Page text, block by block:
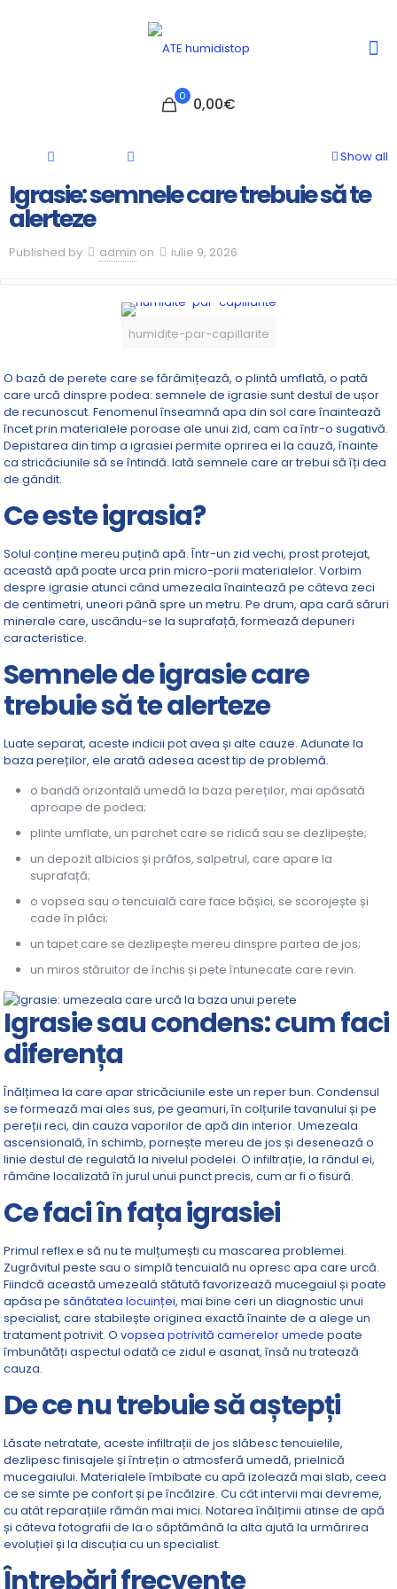
0 0,00€
Show all
Igrasie: semnele care trebuie să te
alerteze
Published by admin on iulie 9, 2026
humidite-par-capillarite
O bază de perete care se fărâmițează, o plintă umflată, o pată
care urcă dinspre podea: semnele de igrasie sunt destul de ușor
de recunoscut. Fenomenul înseamnă apa din sol care înaintează
încet prin materialele poroase ale unui zid, cam ca într-o sugativă.
Depistarea din timp a igrasiei permite oprirea ei la cauză, înainte
ca stricăciunile să se întindă. Iată semnele care ar trebui să îți dea
de gândit.
Ce este igrasia?
Solul conține mereu puțină apă. Într-un zid vechi, prost protejat,
această apă poate urca prin micro-porii materialelor. Vorbim
despre igrasie atunci când umezeala înaintează pe câteva zeci
de centimetri, uneori până spre un metru. Pe drum, apa cară săruri
minerale care, uscându-se la suprafață, formează depuneri
caracteristice.
Semnele de igrasie care
trebuie să te alerteze
Luate separat, aceste indicii pot avea și alte cauze. Adunate la
baza pereților, ele arată adesea acest tip de problemă.
o bandă orizontală umedă la baza pereților, mai apăsată
aproape de podea;
plinte umflate, un parchet care se ridică sau se dezlipește;
un depozit albicios și prăfos, salpetrul, care apare la
suprafață;
o vopsea sau o tencuială care face bășici, se scorojește și
cade în plăci;
un tapet care se dezlipește mereu dinspre partea de jos;
un miros stăruitor de închis și pete întunecate care revin.
Igrasie sau condens: cum faci
diferența
Înălțimea la care apar stricăciunile este un reper bun. Condensul
se formează mai ales sus, pe geamuri, în colțurile tavanului și pe
pereții reci, din cauza vaporilor de apă din interior. Umezeala
ascensională, în schimb, pornește mereu de jos și desenează o
linie destul de regulată la nivelul podelei. O infiltrație, la rândul ei,
rămâne localizată în jurul unui punct precis, cum ar fi o fisură.
Ce faci în fața igrasiei
Primul reflex e să nu te mulțumești cu mascarea problemei.
Zugrăvitul peste sau o simplă tencuială nu opresc apa care urcă.
Fiindcă această umezeală stătută favorizează mucegaiul și poate
apăsa pesănătatea locuinței, mai bine ceri un diagnostic unui
specialist, care stabilește originea exactă înainte de a alege un
tratament potrivit. Ovopsea potrivită camerelor umede poate
îmbunătăți aspectul odată ce zidul e asanat, însă nu tratează
cauza.
De ce nu trebuie să aștepți
Lăsate netratate, aceste infiltrații de jos slăbesc tencuielile,
dezlipesc finisajele și întrețin o atmosferă umedă, prielnică
mucegaiului. Materialele îmbibate cu apă izolează mai slab, ceea
ce se simte pe confort și pe încălzire. Cu cât intervii mai devreme,
cu atât reparațiile rămân mai mici. Notarea înălțimii atinse de apă
și câteva fotografii de la o săptămână la alta ajută la urmărirea
evoluției și la discuția cu un specialist.
Întrebări frecvente